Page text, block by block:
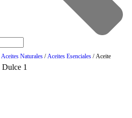
Aceites Naturales /Aceites Esenciales / Aceite